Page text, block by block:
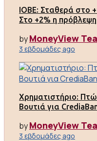
ΙΟΒΕ: Σταθερά στο
Στο +2% η
byMoneyView
3 εβδομάδες ago
Χρηματιστήριο:
Βουτιά για
byMoneyView
3 εβδομάδες ago